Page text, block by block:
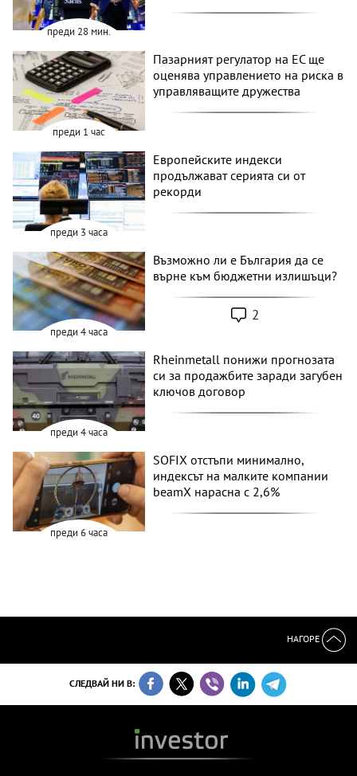
преди 28 мин.
преди 1 час
Пазарният регулатор на ЕС ще
оценява управлението на риска в
управляващите дружества
преди 3 часа
Европейските индекси
продължават серията си от
рекорди
преди 4 часа
Възможно ли е България да се
върне към бюджетни излишъци?
2
преди 4 часа
Rheinmetall понижи прогнозата
си за продажбите заради загубен
ключов договор
преди 6 часа
SOFIX отстъпи минимално,
индексът на малките компании
beamX нарасна с 2,6%
НАГОРЕ
СЛЕДВАЙ НИ В: